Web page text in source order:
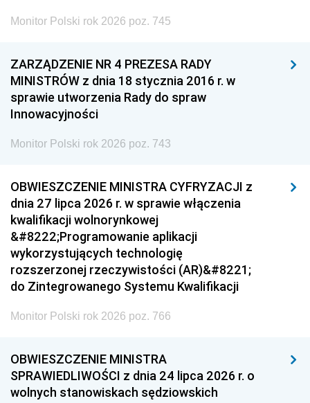
Monitor Polski rok 2026 poz. 745
ZARZĄDZENIE NR 4 PREZESA RADY
MINISTRÓW z dnia 18 stycznia 2016 r. w
sprawie utworzenia Rady do spraw
Innowacyjności
Monitor Polski rok 2026 poz. 743
OBWIESZCZENIE MINISTRA CYFRYZACJI z
dnia 27 lipca 2026 r. w sprawie włączenia
kwalifikacji wolnorynkowej
&#8222;Programowanie aplikacji
wykorzystujących technologię
rozszerzonej rzeczywistości (AR)&#8221;
do Zintegrowanego Systemu Kwalifikacji
Monitor Polski rok 2026 poz. 766
OBWIESZCZENIE MINISTRA
SPRAWIEDLIWOŚCI z dnia 24 lipca 2026 r. o
wolnych stanowiskach sędziowskich